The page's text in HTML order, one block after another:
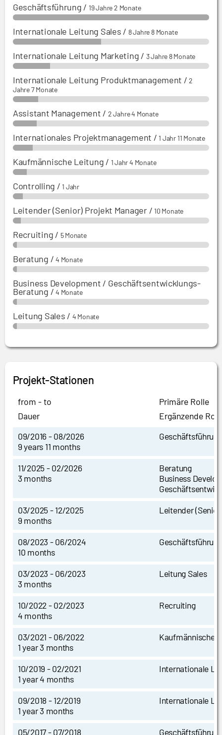
Geschäftsführung / 19 Jahre 2 Monate
Internationale Leitung Sales / 8 Jahre 8 Monate
Internationale Leitung Marketing / 3 Jahre 8 Monate
Internationale Leitung Produktmanagement /2
Jahre 7 Monate
Assistant Management / 2 Jahre 4 Monate
Internationales Projektmanagement /1 Jahr 11 Monate
Kaufmännische Leitung / 1 Jahr 4 Monate
Controlling /1 Jahr
Leitender (Senior) Projekt Manager/10 Monate
Recruiting / 5 Monate
Beratung /4 Monate
Business Development / Geschäftsentwicklungs-
Beratung /4 Monate
Leitung Sales / 4 Monate
Projekt-Stationen
from - to
Dauer
Primäre Rolle
Ergänzende
09/2016 - 08/2026
9 years 11 months
Geschäftsführung
11/2025 - 02/2026
3 months
Beratung
Business
03/2025 - 12/2025
9 months
Leitender
08/2023 - 06/2024
10 months
Geschäftsführung
03/2023 - 06/2023
3 months
Leitung Sales
10/2022 - 02/2023
4 months
Recruiting
03/2021 - 06/2022
1 year 3 months
Kaufmännische
10/2019 - 02/2021
1 year 4 months
Internationale
09/2018 - 12/2019
1 year 3 months
Internationale
05/2017 - 07/2018 Geschäftsführung